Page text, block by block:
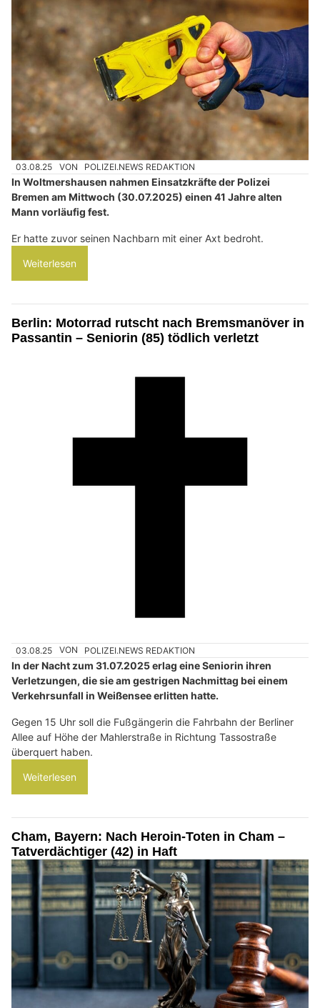
03.08.25 VON POLIZEI.NEWS REDAKTION
In Woltmershausen nahmen Einsatzkräfte der Polizei
Bremen am Mittwoch (30.07.2025) einen 41 Jahre alten
Mann vorläufig fest.
Er hatte zuvor seinen Nachbarn mit einer Axt bedroht.
Weiterlesen
Berlin: Motorrad rutscht nach Bremsmanöver in
Passantin – Seniorin (85) tödlich verletzt
03.08.25 VON POLIZEI.NEWS REDAKTION
In der Nacht zum 31.07.2025 erlag eine Seniorin ihren
Verletzungen, die sie am gestrigen Nachmittag bei einem
Verkehrsunfall in Weißensee erlitten hatte.
Gegen 15 Uhr soll die Fußgängerin die Fahrbahn der Berliner
Allee auf Höhe der Mahlerstraße in Richtung Tassostraße
überquert haben.
Weiterlesen
Cham, Bayern: Nach Heroin-Toten in Cham –
Tatverdächtiger (42) in Haft